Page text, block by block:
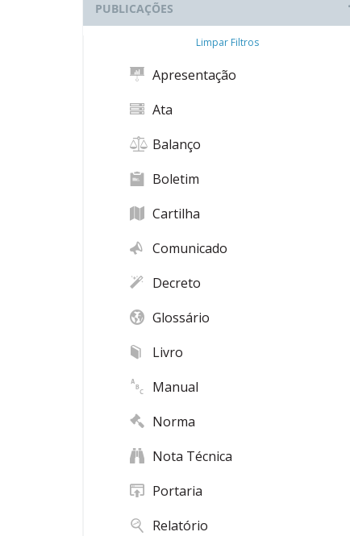
PUBLICAÇÕES
Limpar Filtros
Apresentação
Ata
Balanço
Boletim
Cartilha
Comunicado
Decreto
Glossário
Livro
Manual
Norma
Nota Técnica
Portaria
Relatório